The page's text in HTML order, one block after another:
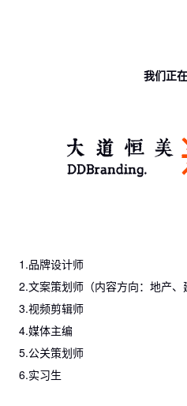
我们正
1.品牌设计师
2.文案策划师（内容方向：地产、
3.视频剪辑师
4.媒体主编
5.公关策划师
6.实习生